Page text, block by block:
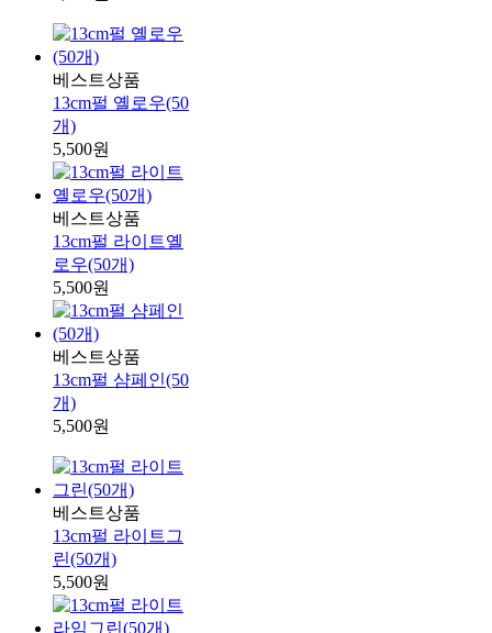
베스트상품
13cm펄 옐로우(50
개)
5,500원
베스트상품
13cm펄 라이트옐
로우(50개)
5,500원
베스트상품
13cm펄 샴페인(50
개)
5,500원
베스트상품
13cm펄 라이트그
린(50개)
5,500원